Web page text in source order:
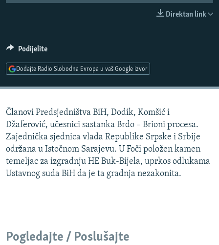
SPECIJALI RSE
VIŠE OD NASLOVA
TV LIBERTY
POST SCRIPTUM
MOJA EVROPA
TRI DECENIJE OD RATA U BIH
PRATITE NAS
Sve RFE/RL stranice
Direktan link
Podijelite
Dodajte Radio Slobodna Evropa u vaš Google izvor
Članovi Predsjedništva BiH, Dodik, Komšić i
Džaferović, učesnici sastanka Brdo – Brioni procesa.
Zajednička sjednica vlada Republike Srpske i Srbije
održana u Istočnom Sarajevu. U Foči položen kamen
temeljac za izgradnju HE Buk-Bijela, uprkos odlukama
Ustavnog suda BiH da je ta gradnja nezakonita.
Pogledajte / Poslušajte